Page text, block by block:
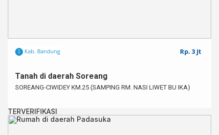
Kab. Bandung Rp. 3 Jt
Tanah di daerah Soreang
SOREANG-CIWIDEY KM.25 (SAMPING RM. NASI LIWET BU IKA)
TERVERIFIKASI